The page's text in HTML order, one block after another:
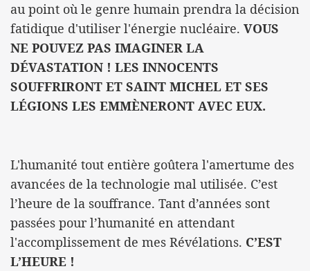
au point où le genre humain prendra la décision
fatidique d'utiliser l'énergie nucléaire. VOUS
NE POUVEZ PAS IMAGINER LA
DÉVASTATION ! LES INNOCENTS
SOUFFRIRONT ET SAINT MICHEL ET SES
LÉGIONS LES EMMÈNERONT AVEC EUX.
L'humanité tout entière goûtera l'amertume des
avancées de la technologie mal utilisée. C’est
l’heure de la souffrance. Tant d’années sont
passées pour l’humanité en attendant
l'accomplissement de mes Révélations. C’EST
L’HEURE !